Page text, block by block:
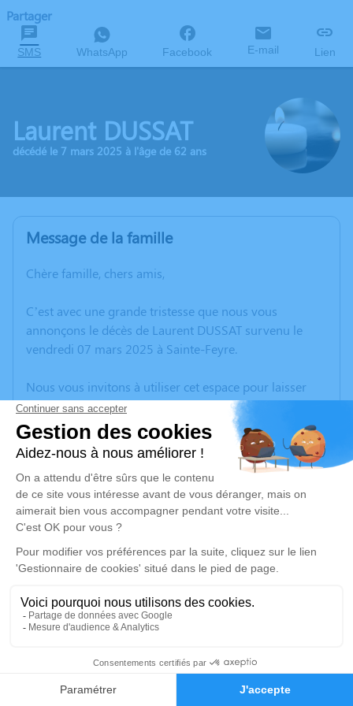
Faire-part Hommages
Partager
SMS WhatsApp Facebook E-mail Lien
Laurent DUSSAT
décédé le 7 mars 2025 à l'âge de 62 ans
Message de la famille
Chère famille, chers amis,
C’est avec une grande tristesse que nous vous
annonçons le décès de Laurent DUSSAT survenu le
vendredi 07 mars 2025 à Sainte-Feyre.
Nous vous invitons à utiliser cet espace pour laisser
vos condoléances, partager des photos souvenirs, une
anecdote ou exprimer vos pensées à travers des
poèmes ou des textes. Cet endroit est un lieu
d'expression dédié à honorer la mémoire de Laurent
DUSSAT.
Un service de plantation d’arbre hommage est
disponible ici.
Je rends hommage
Cérémonie civile
Je rends hommage